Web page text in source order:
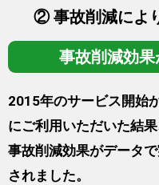
② 事故削減によ
事故削減効果
2015年のサービス開始
にご利用いただいた結果
事故削減効果がデータ
されました。